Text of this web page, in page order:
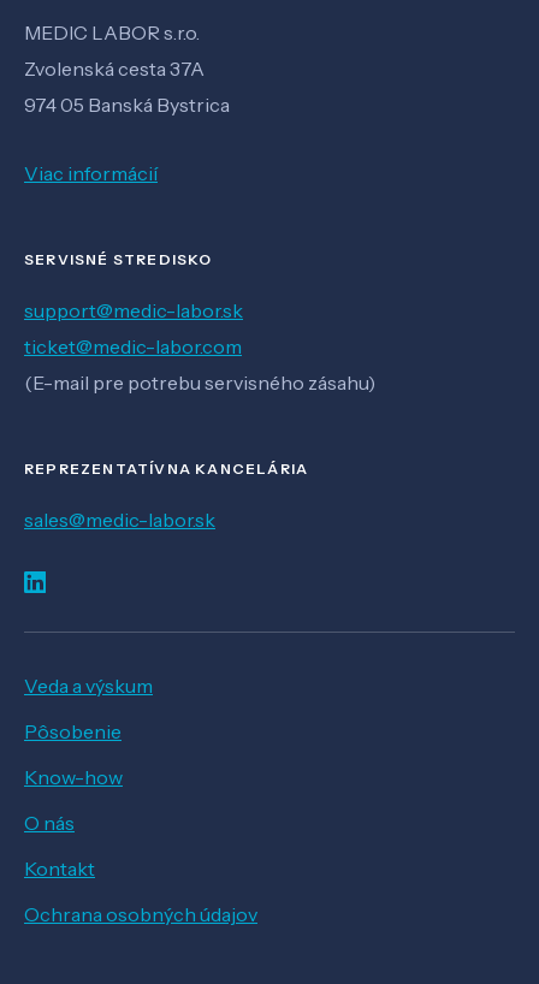
MEDIC LABOR s.r.o.
Zvolenská cesta 37A
974 05 Banská Bystrica
Viac informácií
SERVISNÉ STREDISKO
support@medic-labor.sk
ticket@medic-labor.com
(E-mail pre potrebu servisného zásahu)
REPREZENTATÍVNA KANCELÁRIA
sales@medic-labor.sk
Veda a výskum
Pôsobenie
Know-how
O nás
Kontakt
Ochrana osobných údajov